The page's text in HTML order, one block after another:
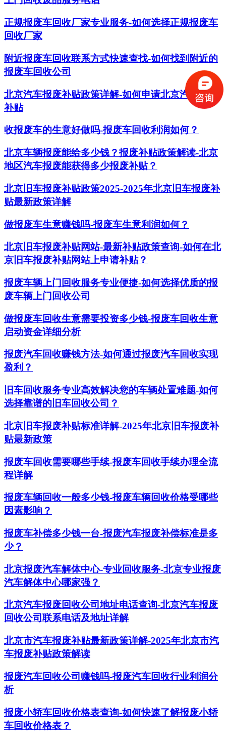
正规报废车回收厂家专业服务-如何选择正规报废车
回收厂家
附近报废车回收联系方式快速查找-如何找到附近的
报废车回收公司
北京汽车报废补贴政策详解-如何申请北京汽车报废
补贴
收报废车的生意好做吗-报废车回收利润如何？
北京车辆报废能给多少钱？报废补贴政策解读-北京
地区汽车报废能获得多少报废补贴？
北京旧车报废补贴政策2025-2025年北京旧车报废补
贴最新政策详解
做报废车生意赚钱吗-报废车生意利润如何？
北京旧车报废补贴网站-最新补贴政策查询-如何在北
京旧车报废补贴网站上申请补贴？
报废车辆上门回收服务专业便捷-如何选择优质的报
废车辆上门回收公司
做报废车回收生意需要投资多少钱-报废车回收生意
启动资金详细分析
报废汽车回收赚钱方法-如何通过报废汽车回收实现
盈利？
旧车回收服务专业高效解决您的车辆处置难题-如何
选择靠谱的旧车回收公司？
北京旧车报废补贴标准详解-2025年北京旧车报废补
贴最新政策
报废车回收需要哪些手续-报废车回收手续办理全流
程详解
报废车辆回收一般多少钱-报废车辆回收价格受哪些
因素影响？
报废车补偿多少钱一台-报废汽车报废补偿标准是多
少？
北京报废汽车解体中心-专业回收服务-北京专业报废
汽车解体中心哪家强？
北京汽车报废回收公司地址电话查询-北京汽车报废
回收公司联系电话及地址详解
北京市汽车报废补贴最新政策详解-2025年北京市汽
车报废补贴政策解读
报废汽车回收公司赚钱吗-报废汽车回收行业利润分
析
报废小轿车回收价格表查询-如何快速了解报废小轿
车回收价格表？